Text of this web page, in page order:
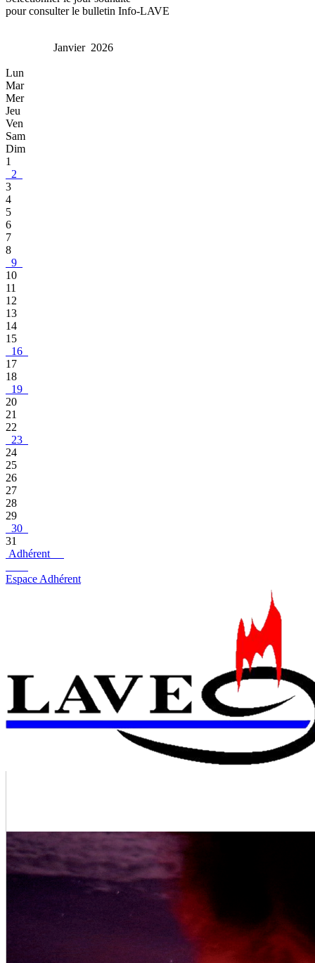
pour consulter le bulletin Info-LAVE
Janvier 2026
Lun
Mar
Mer
Jeu
Ven
Sam
Dim
1
2
3
4
5
6
7
8
9
10
11
12
13
14
15
16
17
18
19
20
21
22
23
24
25
26
27
28
29
30
31
Adhérent
Espace Adhérent